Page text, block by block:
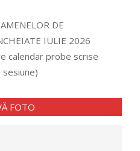
DE
IULIE 2026
calendar probe scrise
FOTO